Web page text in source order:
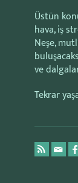
Üstün
hava, iş
Neşe,
ve
Tekrar